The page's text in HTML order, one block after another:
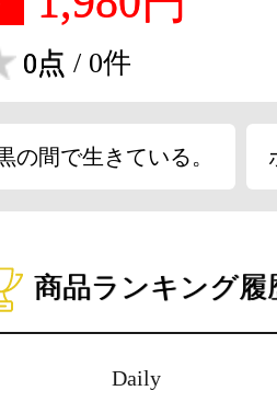
0点 / 0件
の間で生きている。
商品ランキング履
Daily